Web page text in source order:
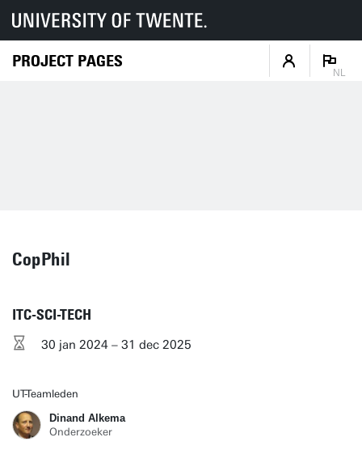
PROJECT PAGES
NL
CopPhil
ITC-SCI-TECH
30 jan 2024 – 31 dec 2025
UT-Teamleden
Dinand Alkema
Onderzoeker